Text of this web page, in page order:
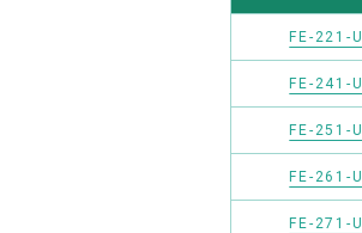
FE-221-U
FE-241-U
FE-251-U
FE-261-U
FE-271-U